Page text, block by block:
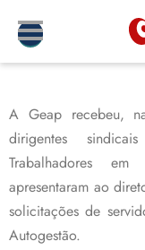
A Geap recebeu,
dirigentes
Trabalhadores
apresentaram ao
solicitações de
Autogestão.